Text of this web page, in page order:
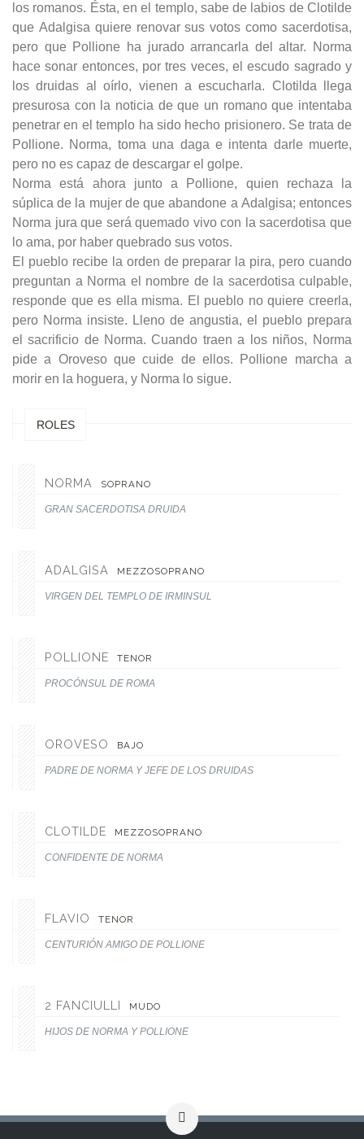
los romanos. Ésta, en el templo, sabe de labios de Clotilde
que Adalgisa quiere renovar sus votos como sacerdotisa,
pero que Pollione ha jurado arrancarla del altar. Norma
hace sonar entonces, por tres veces, el escudo sagrado y
los druidas al oírlo, vienen a escucharla. Clotilda llega
presurosa con la noticia de que un romano que intentaba
penetrar en el templo ha sido hecho prisionero. Se trata de
Pollione. Norma, toma una daga e intenta darle muerte,
pero no es capaz de descargar el golpe.
Norma está ahora junto a Pollione, quien rechaza la
súplica de la mujer de que abandone a Adalgisa; entonces
Norma jura que será quemado vivo con la sacerdotisa que
lo ama, por haber quebrado sus votos.
El pueblo recibe la orden de preparar la pira, pero cuando
preguntan a Norma el nombre de la sacerdotisa culpable,
responde que es ella misma. El pueblo no quiere creerla,
pero Norma insiste. Lleno de angustia, el pueblo prepara
el sacrificio de Norma. Cuando traen a los niños, Norma
pide a Oroveso que cuide de ellos. Pollione marcha a
morir en la hoguera, y Norma lo sigue.
ROLES
NORMA SOPRANO
GRAN SACERDOTISA DRUIDA
ADALGISA MEZZOSOPRANO
VIRGEN DEL TEMPLO DE IRMINSUL
POLLIONE TENOR
PROCÓNSUL DE ROMA
OROVESO BAJO
PADRE DE NORMA Y JEFE DE LOS DRUIDAS
CLOTILDE MEZZOSOPRANO
CONFIDENTE DE NORMA
FLAVIO TENOR
CENTURIÓN AMIGO DE POLLIONE
2 FANCIULLI MUDO
HIJOS DE NORMA Y POLLIONE